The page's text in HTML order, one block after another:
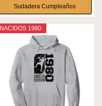
Sudadera Cumpleaños
NACIDOS 1980